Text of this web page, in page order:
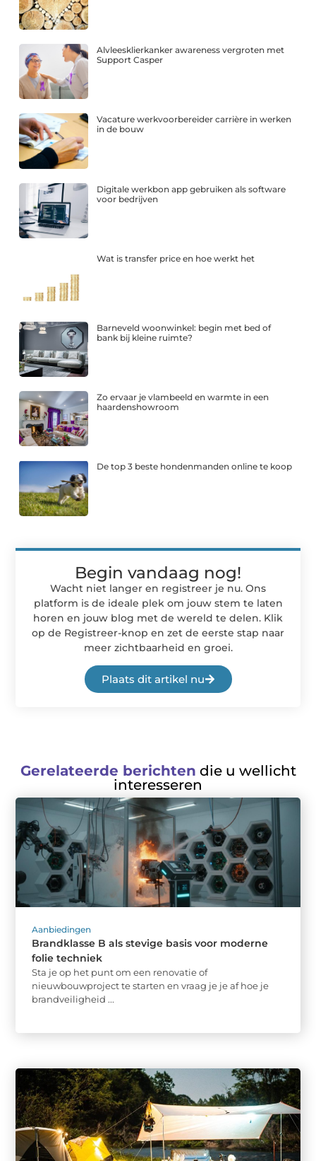
Alvleesklierkanker awareness vergroten met
Support Casper
Vacature werkvoorbereider carrière in werken
in de bouw
Digitale werkbon app gebruiken als software
voor bedrijven
Wat is transfer price en hoe werkt het
Barneveld woonwinkel: begin met bed of
bank bij kleine ruimte?
Zo ervaar je vlambeeld en warmte in een
haardenshowroom
De top 3 beste hondenmanden online te koop
Begin vandaag nog!
Wacht niet langer en registreer je nu. Ons
platform is de ideale plek om jouw stem te laten
horen en jouw blog met de wereld te delen. Klik
op de Registreer-knop en zet de eerste stap naar
meer zichtbaarheid en groei.
Plaats dit artikel nu
Gerelateerde berichten die u wellicht
interesseren
Aanbiedingen
Brandklasse B als stevige basis voor moderne
folie techniek
Sta je op het punt om een renovatie of
nieuwbouwproject te starten en vraag je je af hoe je
brandveiligheid ...